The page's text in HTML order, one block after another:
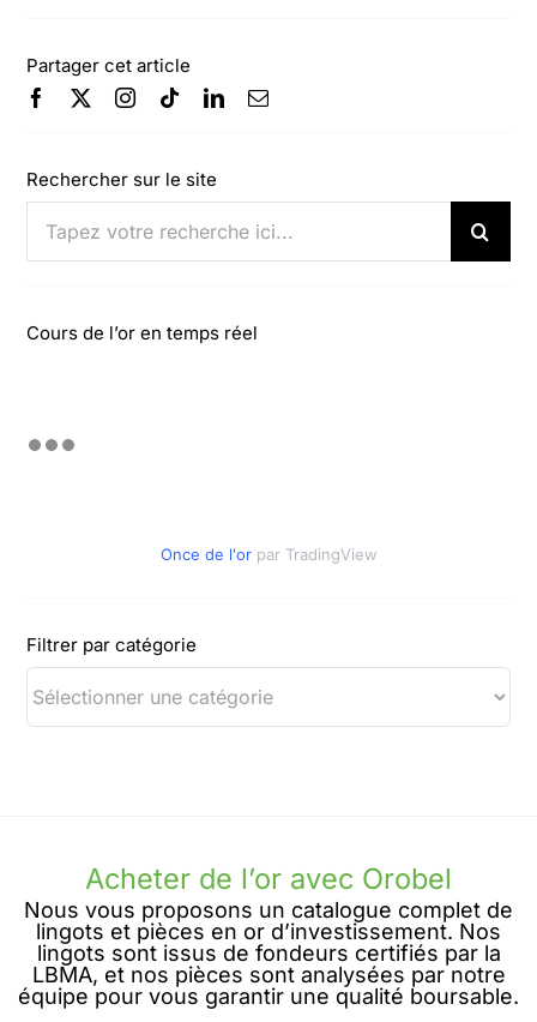
Partager cet article
Rechercher sur le site
Rechercher:
Cours de l’or en temps réel
Once de l'or par TradingView
Filtrer par catégorie
Acheter de l’or avec Orobel
Nous vous proposons un catalogue complet de
lingots et pièces en or d’investissement. Nos
lingots sont issus de fondeurs certifiés par la
LBMA, et nos pièces sont analysées par notre
équipe pour vous garantir une qualité boursable.